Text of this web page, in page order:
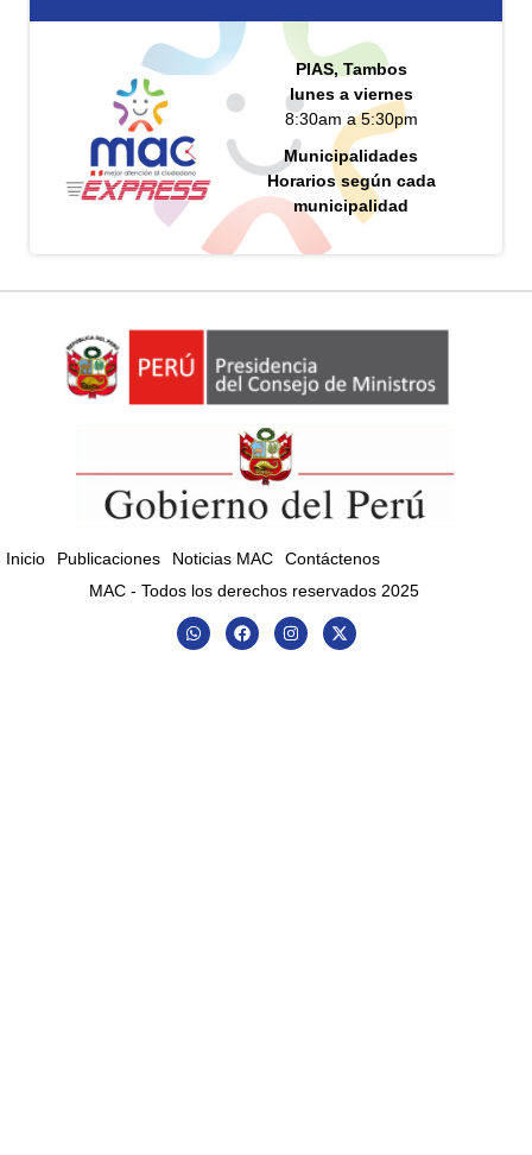
PIAS, Tambos
lunes a viernes
8:30am a 5:30pm
Municipalidades
Horarios según cada
municipalidad
Inicio Publicaciones Noticias MAC
Contáctenos
MAC - Todos los derechos reservados 2025